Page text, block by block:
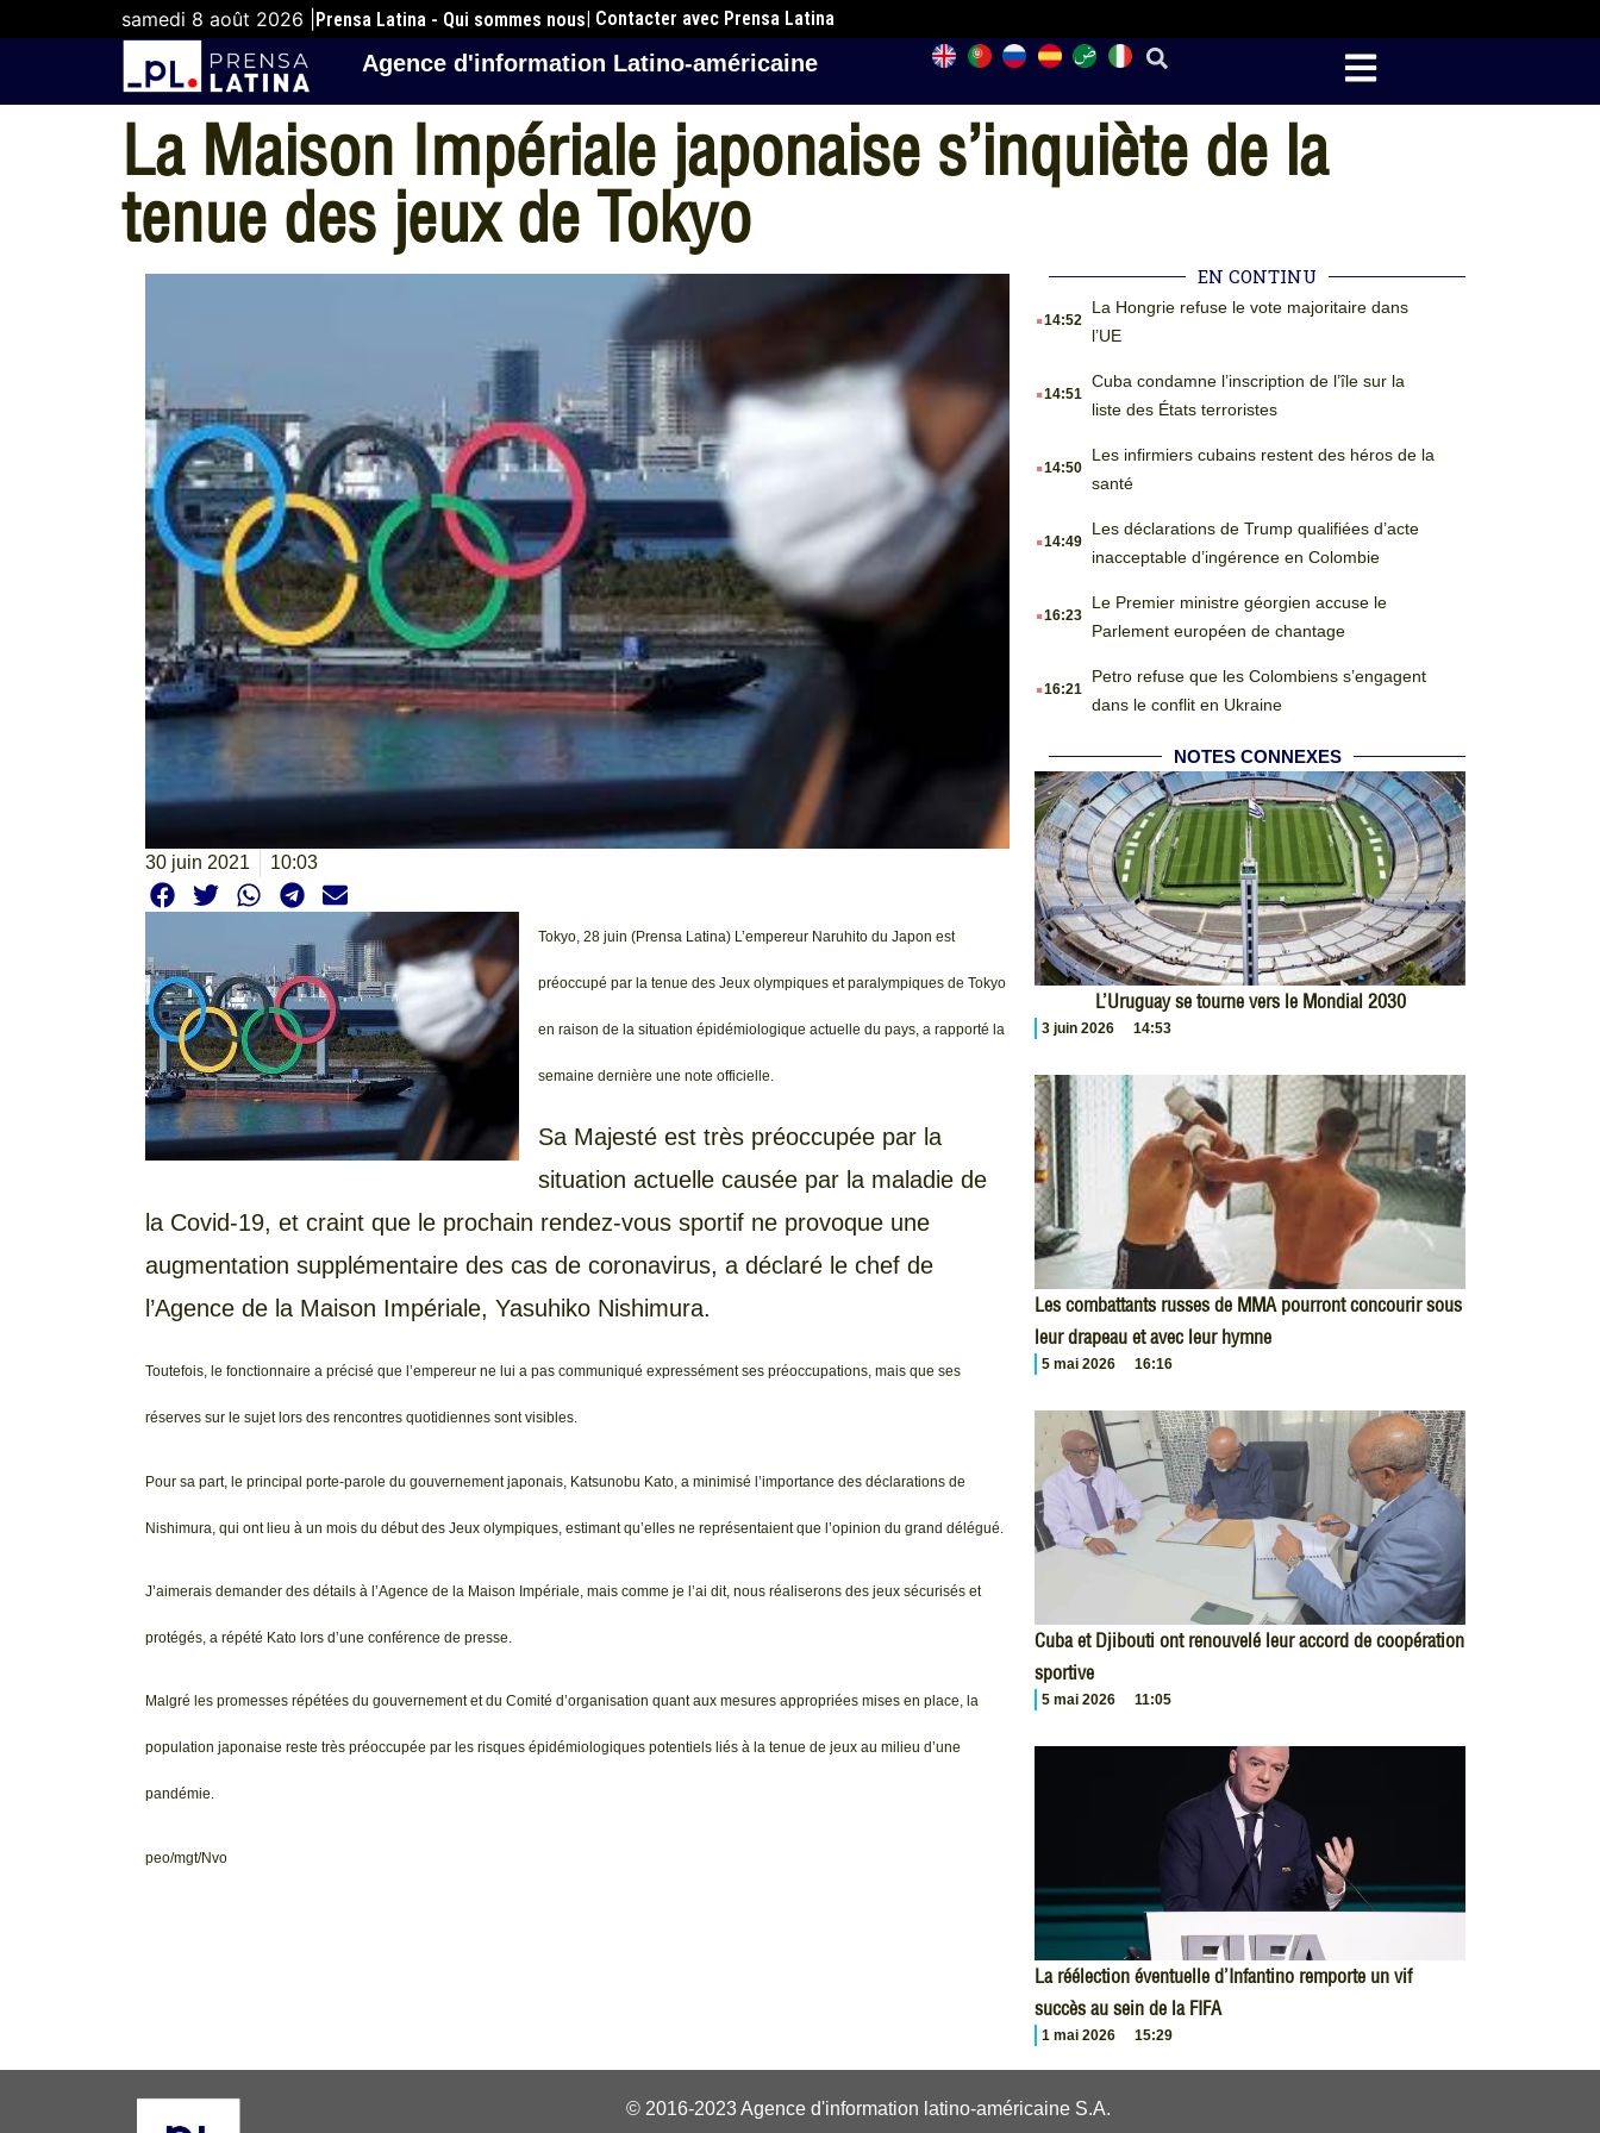
samedi 8 août 2026 | Prensa Latina - Qui sommes nous| Contacter avec Prensa Latina
Agence d'information Latino-américaine
La Maison Impériale japonaise s’inquiète de la
tenue des jeux de Tokyo
30 juin 2021 10:03
Tokyo, 28 juin (Prensa Latina) L’empereur Naruhito du Japon est
préoccupé par la tenue des Jeux olympiques et paralympiques de Tokyo
en raison de la situation épidémiologique actuelle du pays, a rapporté la
semaine dernière une note officielle.
Sa Majesté est très préoccupée par la
situation actuelle causée par la maladie de
la Covid-19, et craint que le prochain rendez-vous sportif ne provoque une
augmentation supplémentaire des cas de coronavirus, a déclaré le chef de
l’Agence de la Maison Impériale, Yasuhiko Nishimura.
Toutefois, le fonctionnaire a précisé que l’empereur ne lui a pas communiqué expressément ses préoccupations, mais que ses
réserves sur le sujet lors des rencontres quotidiennes sont visibles.
Pour sa part, le principal porte-parole du gouvernement japonais, Katsunobu Kato, a minimisé l’importance des déclarations de
Nishimura, qui ont lieu à un mois du début des Jeux olympiques, estimant qu’elles ne représentaient que l’opinion du grand délégué.
J’aimerais demander des détails à l’Agence de la Maison Impériale, mais comme je l’ai dit, nous réaliserons des jeux sécurisés et
protégés, a répété Kato lors d’une conférence de presse.
Malgré les promesses répétées du gouvernement et du Comité d’organisation quant aux mesures appropriées mises en place, la
population japonaise reste très préoccupée par les risques épidémiologiques potentiels liés à la tenue de jeux au milieu d’une
pandémie.
peo/mgt/Nvo
EN CONTINU
.14:52
La Hongrie refuse le vote majoritaire dans
l’UE
.14:51
Cuba condamne l’inscription de l’île sur la
liste des États terroristes
.14:50
Les infirmiers cubains restent des héros de la
santé
.14:49
Les déclarations de Trump qualifiées d’acte
inacceptable d’ingérence en Colombie
.16:23
Le Premier ministre géorgien accuse le
Parlement européen de chantage
.16:21
Petro refuse que les Colombiens s’engagent
dans le conflit en Ukraine
NOTES CONNEXES
L’Uruguay se tourne vers le Mondial 2030
3 juin 2026 14:53
Les combattants russes de MMA pourront concourir sous
leur drapeau et avec leur hymne
5 mai 2026 16:16
Cuba et Djibouti ont renouvelé leur accord de coopération
sportive
5 mai 2026 11:05
La réélection éventuelle d’Infantino remporte un vif
succès au sein de la FIFA
1 mai 2026 15:29
© 2016-2023 Agence d'information latino-américaine S.A.